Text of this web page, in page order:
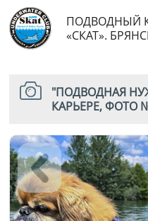
ПОДВОДНЫЙ
«СКАТ».
"ПОДВОДНАЯ
КАРЬЕРЕ, ФОТО